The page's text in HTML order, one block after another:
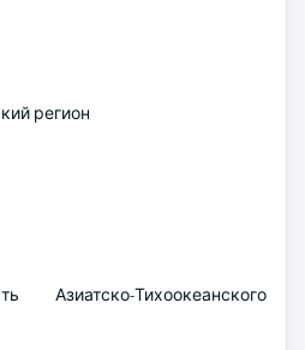
регион
Азиатско-Тихоокеанского